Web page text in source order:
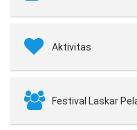
Aktivitas
Festival Laskar